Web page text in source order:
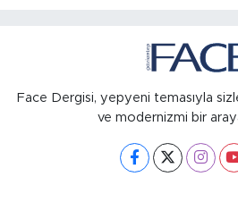
Face Dergisi, yepyeni temasıyla
ve modernizmi bir